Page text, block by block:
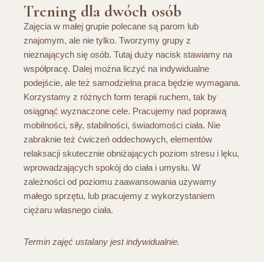
Trening dla dwóch osób
Zajęcia w małej grupie polecane są parom lub
znajomym, ale nie tylko. Tworzymy grupy z
nieznających się osób. Tutaj duży nacisk stawiamy na
współpracę. Dalej można liczyć na indywidualne
podejście, ale też samodzielna praca będzie wymagana.
Korzystamy z różnych form terapii ruchem, tak by
osiągnąć wyznaczone cele. Pracujemy nad poprawą
mobilności, siły, stabilności, świadomości ciała. Nie
zabraknie też ćwiczeń oddechowych, elementów
relaksacji skutecznie obniżających poziom stresu i lęku,
wprowadzających spokój do ciała i umysłu. W
zależności od poziomu zaawansowania używamy
małego sprzętu, lub pracujemy z wykorzystaniem
ciężaru własnego ciała.
Termin zajęć ustalany jest indywidualnie.